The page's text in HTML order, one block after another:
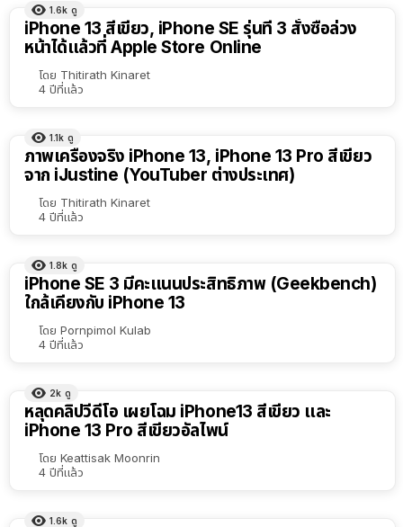
1.6k ดู
iPhone 13 สีเขียว, iPhone SE รุ่นที่ 3 สั่งซื้อล่วง
หน้าได้แล้วที่ Apple Store Online
โดย Thitirath Kinaret
4 ปีที่แล้ว
1.1k ดู
ภาพเครื่องจริง iPhone 13, iPhone 13 Pro สีเขียว
จาก iJustine (YouTuber ต่างประเทศ)
โดย Thitirath Kinaret
4 ปีที่แล้ว
1.8k ดู
iPhone SE 3 มีคะแนนประสิทธิภาพ (Geekbench)
ใกล้เคียงกับ iPhone 13
โดย Pornpimol Kulab
4 ปีที่แล้ว
2k ดู
หลุดคลิปวีดีโอ เผยโฉม iPhone13 สีเขียว และ
iPhone 13 Pro สีเขียวอัลไพน์
โดย Keattisak Moonrin
4 ปีที่แล้ว
1.6k ดู